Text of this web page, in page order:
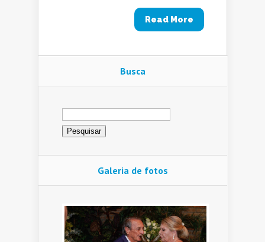
Read More
Busca
Pesquisar
por:
Galeria de fotos